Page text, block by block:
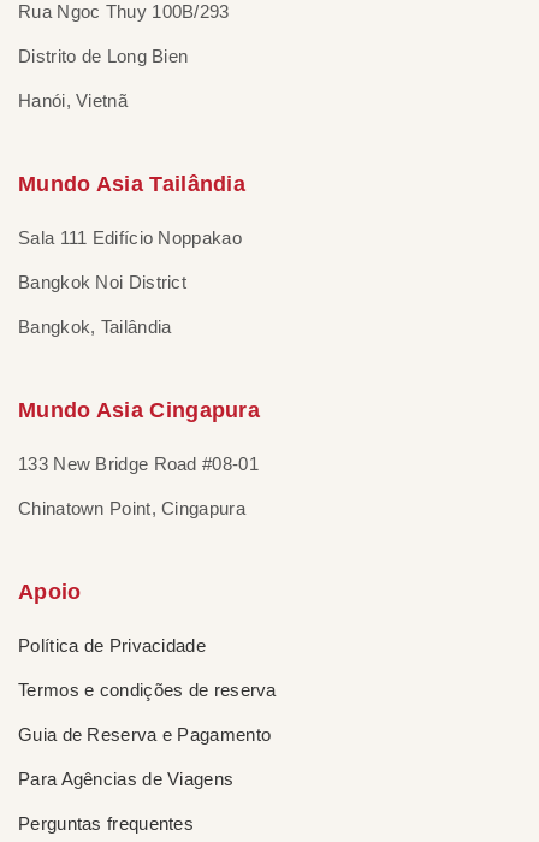
Rua Ngoc Thuy 100B/293
Distrito de Long Bien
Hanói, Vietnã
Mundo Asia Tailândia
Sala 111 Edifício Noppakao
Bangkok Noi District
Bangkok, Tailândia
Mundo Asia Cingapura
133 New Bridge Road #08-01
Chinatown Point, Cingapura
Apoio
Política de Privacidade
Termos e condições de reserva
Guia de Reserva e Pagamento
Para Agências de Viagens
Perguntas frequentes